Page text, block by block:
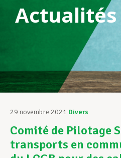
Le LCGB
Structures syndicales
Assistance au Travail
Vos droits
Actualités
29 novembre 2021 Divers
Comité de Pilotage
transports en